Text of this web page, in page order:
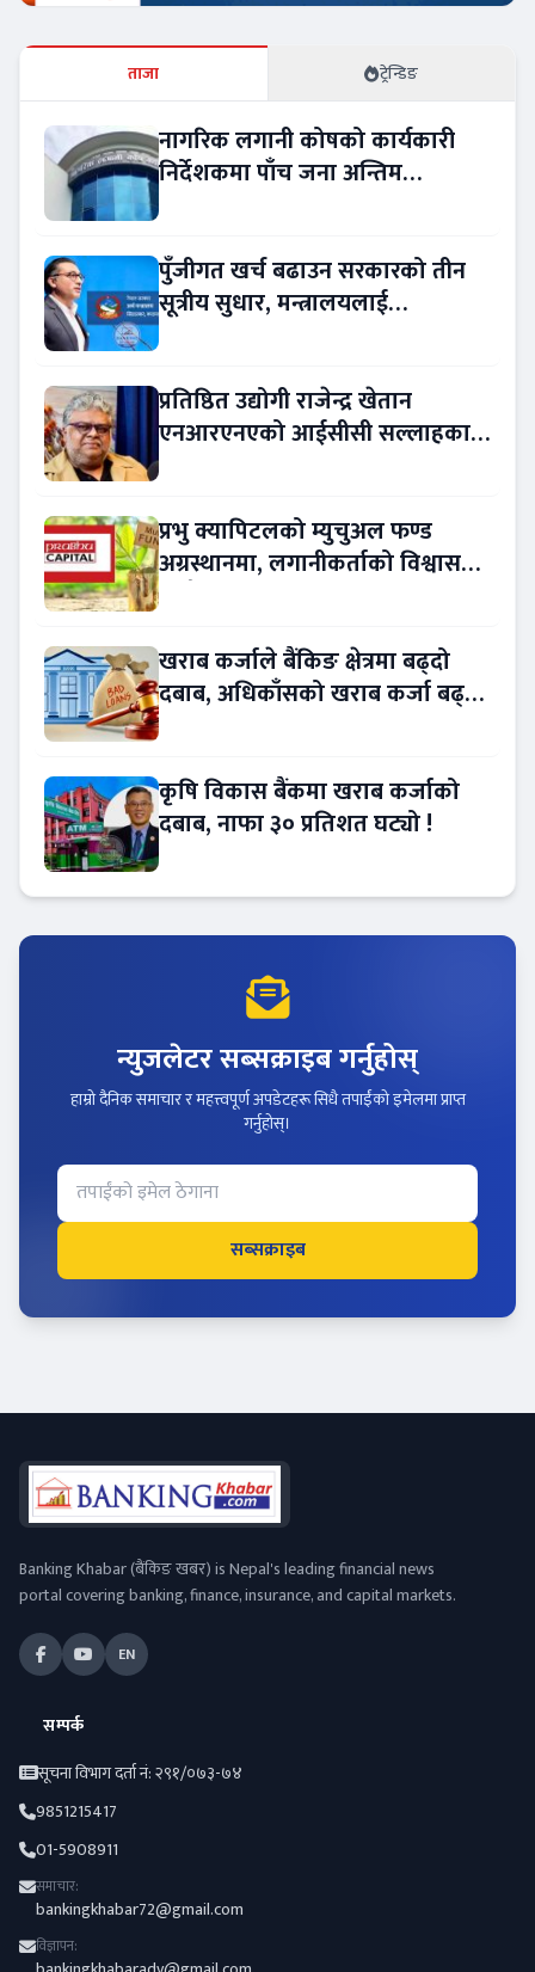
ताजा ट्रेन्डिङ
नागरिक लगानी कोषको कार्यकारी
निर्देशकमा पाँच जना अन्तिम
पुँजीगत खर्च बढाउन सरकारको तीन
सूत्रीय सुधार, मन्त्रालयलाई
प्रतिष्ठित उद्योगी राजेन्द्र खेतान
एनआरएनएको आईसीसी सल्लाहकार
प्रभु क्यापिटलको म्युचुअल फण्ड
अग्रस्थानमा, लगानीकर्ताको विश्वास
खराब कर्जाले बैंकिङ क्षेत्रमा बढ्दो
दबाब, अधिकाँसको खराब कर्जा बढ्दो
कृषि विकास बैंकमा खराब कर्जाको
दबाब, नाफा ३० प्रतिशत घट्यो !
न्युजलेटर सब्सक्राइब गर्नुहोस्
हाम्रो दैनिक समाचार र महत्त्वपूर्ण अपडेटहरू सिधै तपाईंको इमेलमा प्राप्त
गर्नुहोस्।
सब्सक्राइब
Banking Khabar (बैंकिङ खबर) is Nepal's leading financial news
portal covering banking, finance, insurance, and capital markets.
EN
सम्पर्क
सूचना विभाग दर्ता नं: २९१/०७३-७४
9851215417
01-5908911
समाचार:
bankingkhabar72@gmail.com
विज्ञापन: